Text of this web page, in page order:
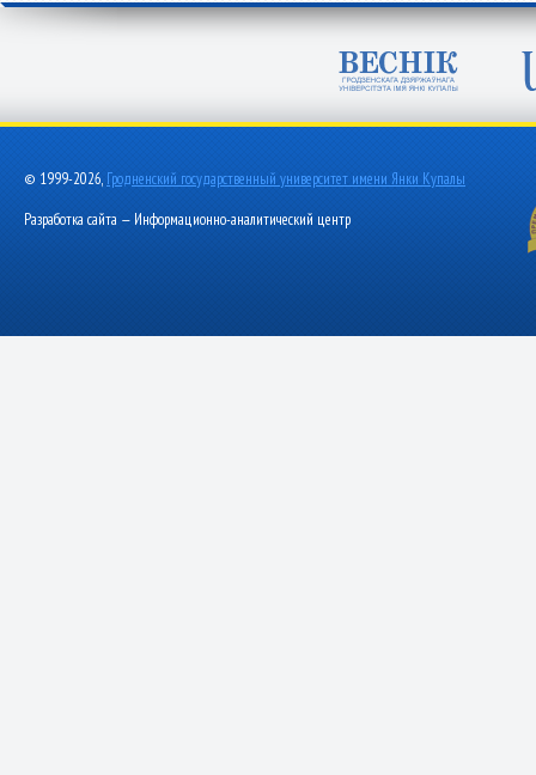
© 1999-2026, Гродненский государственный университет имени Янки Купалы
Разработка сайта — Информационно-аналитический центр